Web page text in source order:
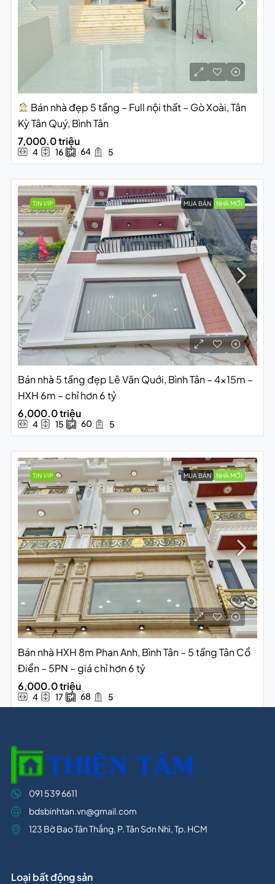
Bán nhà đẹp 5 tầng – Full nội thất – Gò Xoài, Tân
Kỳ Tân Quý, Bình Tân
7,000.0 triệu
4 16 64 5
TIN VIP MUA BÁN NHÀ MỚI
Bán nhà 5 tầng đẹp Lê Văn Quới, Bình Tân – 4x15m –
HXH 6m – chỉ hơn 6 tỷ
6,000.0 triệu
4 15 60 5
TIN VIP MUA BÁN NHÀ MỚI
Bán nhà HXH 8m Phan Anh, Bình Tân – 5 tầng Tân Cổ
Điển – 5PN – giá chỉ hơn 6 tỷ
6,000.0 triệu
4 17 68 5
091 539 6611
bdsbinhtan.vn@gmail.com
123 Bờ Bao Tân Thắng, P. Tân Sơn Nhì, Tp. HCM
Loại bất động sản